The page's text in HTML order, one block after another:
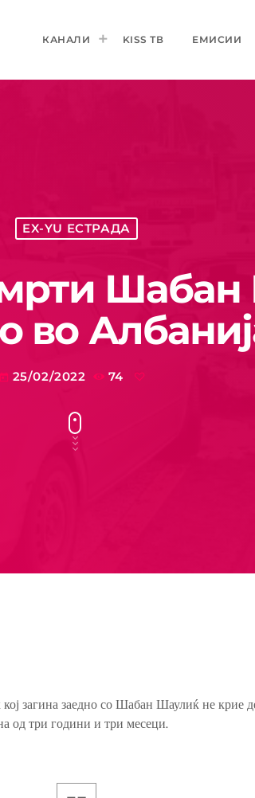
КАНАЛИ KISS ТВ ЕМИСИИ
EX-YU ЕСТРАДА
во
today 25/02/2022 74
загина заедно со Шабан Шаулиќ не крие
од три години и три месеци.